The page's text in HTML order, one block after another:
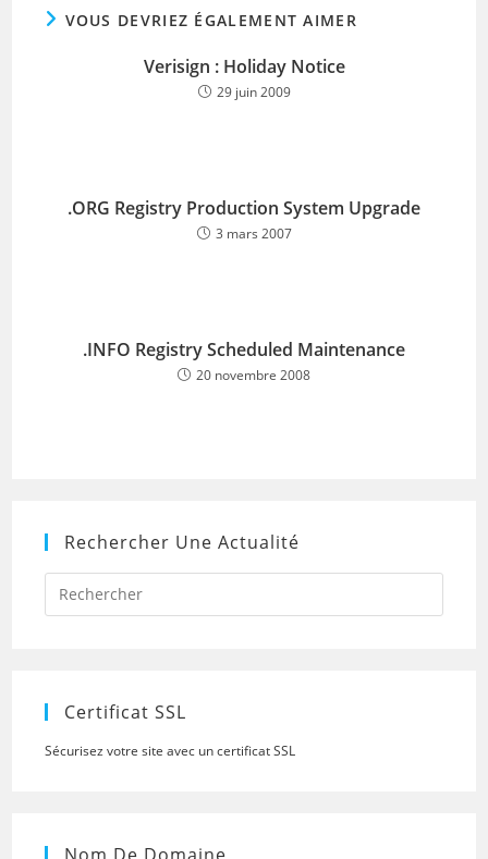
VOUS DEVRIEZ ÉGALEMENT AIMER
Verisign : Holiday Notice
29 juin 2009
.ORG Registry Production System Upgrade
3 mars 2007
.INFO Registry Scheduled Maintenance
20 novembre 2008
Rechercher Une Actualité
Press
to
Certificat SSL
Sécurisez votre site avec un certificat SSL
Nom De Domaine